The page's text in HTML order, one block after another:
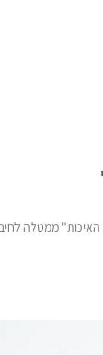
האיכות" ממטלה